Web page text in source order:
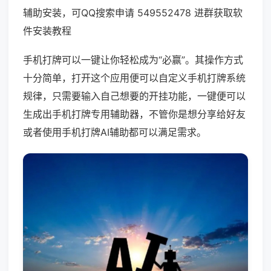
辅助安装，可QQ搜索申请 549552478 进群获取软
件安装教程
手机打牌可以一键让你轻松成为“必赢”。其操作方式
十分简单，打开这个应用便可以自定义手机打牌系统
规律，只需要输入自己想要的开挂功能，一键便可以
生成出手机打牌专用辅助器，不管你是想分享给好友
或者使用手机打牌AI辅助都可以满足需求。